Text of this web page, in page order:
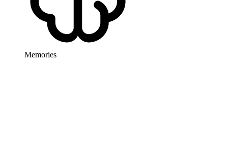
Memories